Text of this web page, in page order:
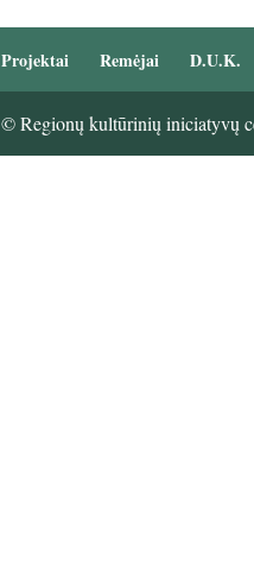
Projektai Remėjai D.U.K.
© Regionų kultūrinių iniciatyvų